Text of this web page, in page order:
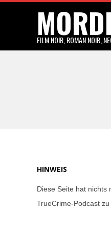
FILM NOIR, ROMAN NOIR,
HINWEIS
Diese Seite hat nichts
TrueCrime-Podcast